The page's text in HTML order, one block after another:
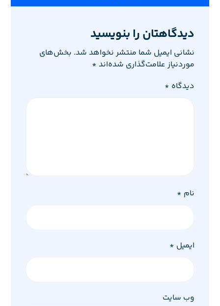
دیدگاهتان را بنویسید
نشانی ایمیل شما منتشر نخواهد شد. بخش‌های
موردنیاز علامت‌گذاری شده‌اند *
دیدگاه *
نام *
ایمیل *
وب‌ سایت